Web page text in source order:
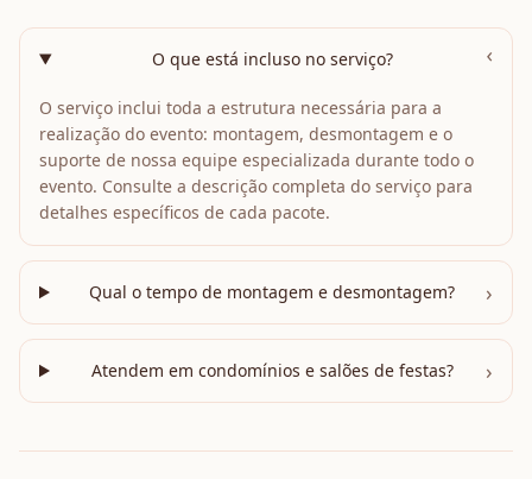
O que está incluso no serviço? ›
O serviço inclui toda a estrutura necessária para a
realização do evento: montagem, desmontagem e o
suporte de nossa equipe especializada durante todo o
evento. Consulte a descrição completa do serviço para
detalhes específicos de cada pacote.
Qual o tempo de montagem e desmontagem? ›
Atendem em condomínios e salões de festas? ›